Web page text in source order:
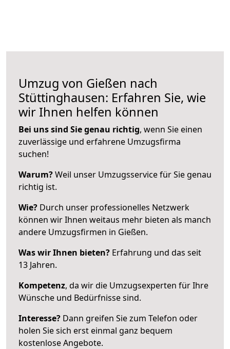
Umzug von Gießen nach
Stüttinghausen: Erfahren Sie, wie
wir Ihnen helfen können
Bei uns sind Sie genau richtig, wenn Sie einen
zuverlässige und erfahrene Umzugsfirma
suchen!
Warum?Weil unser Umzugsservice für Sie genau
richtig ist.
Wie? Durch unser professionelles Netzwerk
können wir Ihnen weitaus mehr bieten als manch
andere Umzugsfirmen in Gießen.
Was wir Ihnen bieten? Erfahrung und das seit
13 Jahren.
Kompetenz, da wir die Umzugsexperten für Ihre
Wünsche und Bedürfnisse sind.
Interesse? Dann greifen Sie zum Telefon oder
holen Sie sich erst einmal ganz bequem
kostenlose Angebote.